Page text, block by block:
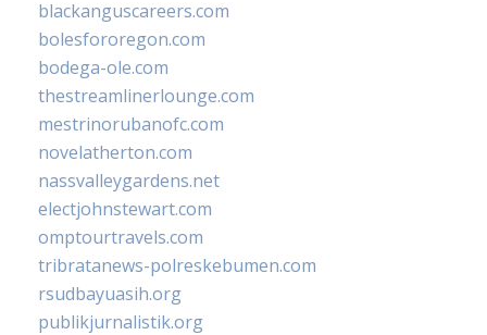
blackanguscareers.com
bolesfororegon.com
bodega-ole.com
thestreamlinerlounge.com
mestrinorubanofc.com
novelatherton.com
nassvalleygardens.net
electjohnstewart.com
omptourtravels.com
tribratanews-polreskebumen.com
rsudbayuasih.org
publikjurnalistik.org